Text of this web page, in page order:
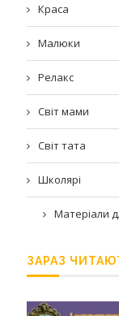
Краса
Малюки
Релакс
Світ мами
Світ тата
Школярі
Матеріали
ЗАРАЗ